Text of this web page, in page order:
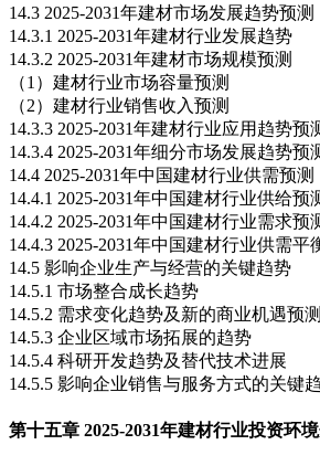
14.3 2025-2031年建材市场发展趋势预测
14.3.1 2025-2031年建材行业发展趋势
14.3.2 2025-2031年建材市场规模预测
（1）建材行业市场容量预测
（2）建材行业销售收入预测
14.3.3 2025-2031年建材行业应用趋势预
14.3.4 2025-2031年细分市场发展趋势预
14.4 2025-2031年中国建材行业供需预测
14.4.1 2025-2031年中国建材行业供给预
14.4.2 2025-2031年中国建材行业需求预
14.4.3 2025-2031年中国建材行业供需平
14.5 影响企业生产与经营的关键趋势
14.5.1 市场整合成长趋势
14.5.2 需求变化趋势及新的商业机遇预测
14.5.3 企业区域市场拓展的趋势
14.5.4 科研开发趋势及替代技术进展
14.5.5 影响企业销售与服务方式的关键
第十五章 2025-2031年建材行业投资环